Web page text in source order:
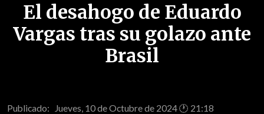
El desahogo de Eduardo
Vargas tras su golazo ante
Brasil
Publicado: Jueves, 10 de Octubre de 2024 🕐 21:18